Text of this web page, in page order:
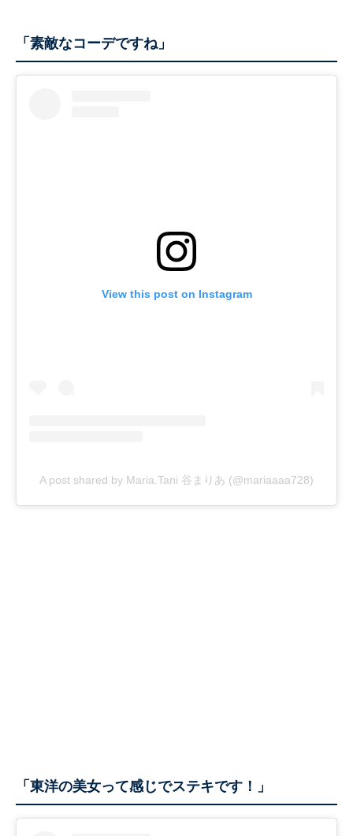
「素敵なコーデですね」
View this post on Instagram
A post shared by Maria.Tani 谷まりあ (@mariaaaa728)
「東洋の美女って感じでステキです！」